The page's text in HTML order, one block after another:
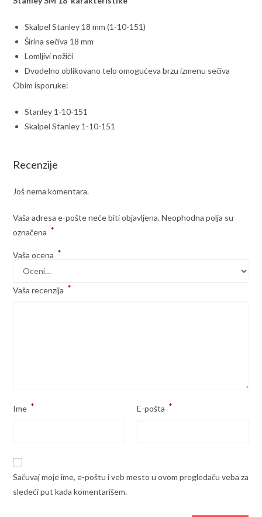
Skalpel Stanley 18 mm (1-10-151)
Širina sečiva 18 mm
Lomljivi nožići
Dvodelno oblikovano telo omogućeva brzu izmenu sečiva
Obim isporuke:
Stanley 1-10-151
Skalpel Stanley 1-10-151
Recenzije
Još nema komentara.
Vaša adresa e-pošte neće biti objavljena. Neophodna polja su
označena *
Vaša ocena *
Vaša recenzija *
Ime * E-pošta *
Sačuvaj moje ime, e-poštu i veb mesto u ovom pregledaču veba za
sledeći put kada komentarišem.